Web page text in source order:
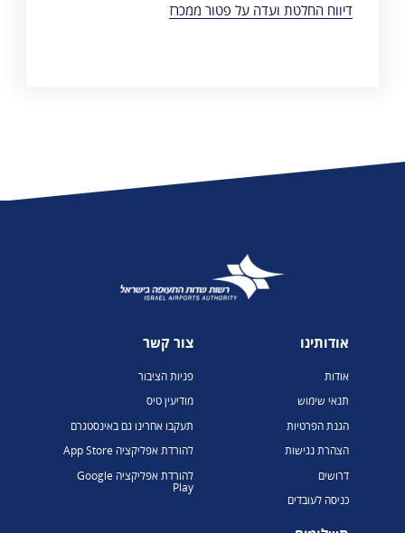
דיווח החלטת ועדה על פטור ממכרז
אודותינו
אודות
תנאי שימוש
הגנת הפרטיות
הצהרת נגישות
דרושים
כניסה לעובדים
צור קשר
פניות הציבור
מודיעין טיס
תעקבו אחרינו גם באינסטגרם
להורדת אפליקציה App Store
להורדת אפליקציה Google
Play